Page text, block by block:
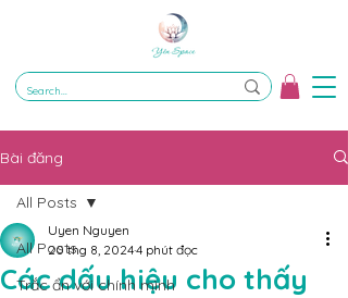
Bài đăng
All Posts
Trắc ẩn với chính mình
All Posts
Các dấu hiệu cho thấy
Uyen Nguyen
20 thg 8, 20244 phút đọc